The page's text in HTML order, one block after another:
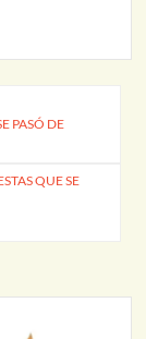
PASÓ DE
QUE SE